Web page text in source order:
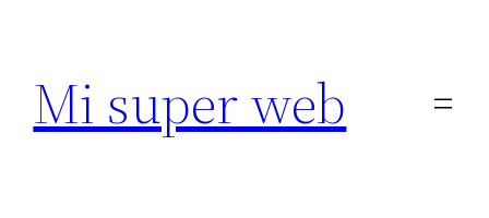
contenido
Mi super web